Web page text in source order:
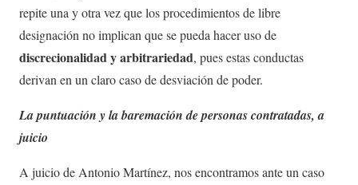
repite una y otra vez que los procedimientos de libre
designación no implican que se pueda hacer uso de
discrecionalidad y arbitrariedad, pues estas conductas
derivan en un claro caso de desviación de poder.
La puntuación y la baremación de personas contratadas, a
juicio
A juicio de Antonio Martínez, nos encontramos ante un caso